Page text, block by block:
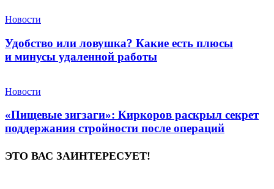
Новости
Удобство или ловушка? Какие есть плюсы
и минусы удаленной работы
Новости
«Пищевые зигзаги»: Киркоров раскрыл секрет
поддержания стройности после операций
ЭТО ВАС ЗАИНТЕРЕСУЕТ!